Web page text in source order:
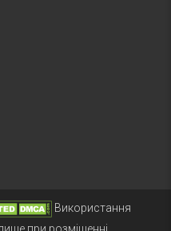
Використання